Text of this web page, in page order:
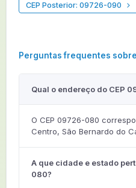
CEP Posterior: 09726-090
Perguntas frequentes
Qual o endereço do CEP
O CEP 09726-080
Centro, São Bernardo do
A que cidade e estado
080?